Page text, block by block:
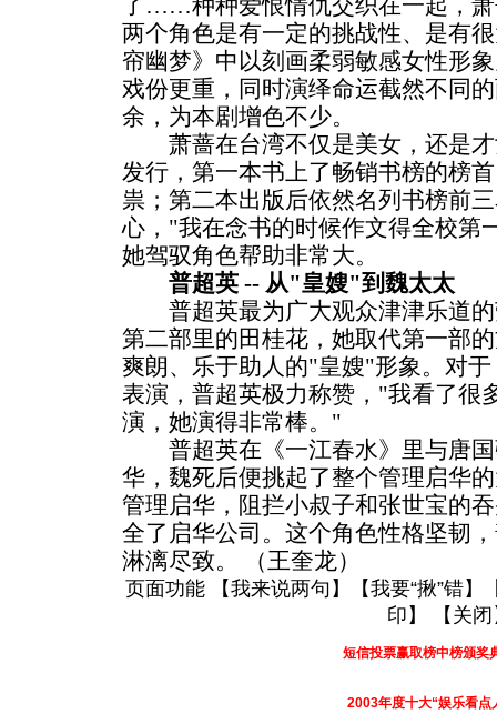
了……种种爱恨情仇交织在一起，
两个角色是有一定的挑战性、是有
帘幽梦》中以刻画柔弱敏感女性形
戏份更重，同时演绎命运截然不同
余，为本剧增色不少。
萧蔷在台湾不仅是美女，还是才
发行，第一本书上了畅销书榜的榜
祟；第二本出版后依然名列书榜前
心，"我在念书的时候作文得全校第
她驾驭角色帮助非常大。
普超英 -- 从"皇嫂"到魏太太
普超英最为广大观众津津乐道的
第二部里的田桂花，她取代第一部
爽朗、乐于助人的"皇嫂"形象。对
表演，普超英极力称赞，"我看了很
演，她演得非常棒。"
普超英在《一江春水》里与唐国
华，魏死后便挑起了整个管理启华
管理启华，阻拦小叔子和张世宝的
全了启华公司。这个角色性格坚韧
淋漓尽致。 （王奎龙）
页面功能 【我来说两句 】【我要“揪”错】
印 】 【 关闭
短信投票赢取榜中榜颁奖
2003年度十大“娱乐看点